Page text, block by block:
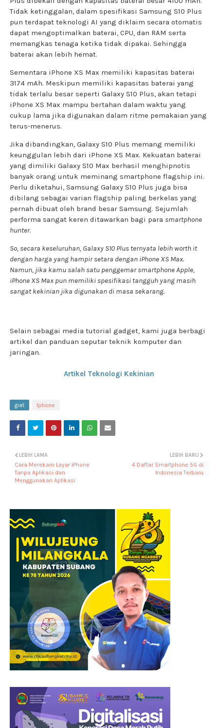
Tidak ketinggalan, dalam spesifikasi Samsung S10 Plus
pun terdapat teknologi AI yang diklaim secara otomatis
dapat mengoptimalkan baterai, CPU, dan RAM serta
memangkas tenaga ketika tidak dipakai. Sehingga
baterai akan lebih hemat.
Sementara iPhone XS Max memiliki kapasitas baterai
3174 mAh. Meskipun memiliki kapasitas baterai yang
tidak terlalu besar seperti Galaxy S10 Plus, akan tetapi
iPhone XS Max mampu bertahan dalam waktu yang
cukup lama jika digunakan dalam ritme pemakaian yang
terus-menerus.
Jika dibandingkan, Galaxy S10 Plus memang memiliki
keunggulan lebih dari iPhone XS Max. Kekuatan baterai
yang dimiliki Galaxy S10 Max berhasil menghipnotis
banyak orang untuk meminang smartphone flagship ini.
Perlu diketahui, Samsung Galaxy S10 Plus juga bisa
dibilang sebagai varian flagship paling berkelas yang
pernah dibuat oleh brand besar Samsung. Sejumlah
performa sangat keren ditawarkan bagi para smartphone
hunter.
So, secara keseluruhan, Galaxy S10 Plus ternyata lebih worth it
dengan harga yang hampir setara dengan iPhone XS Max.
Namun, jika kamu salah satu penggemar smartphone Apple,
iPhone XS Max pun memiliki spesifikasi tangguh yang masih
sangat kekinian jika digunakan di masa sekarang.
Selain sebagai media tutorial gadget, kami juga berbagi
artikel dan panduan seputar teknik komputer dan
jaringan.
Artikel Teknologi Kekinian
giat Iphone
LEBIH BARU
4 Daftar Smartphone 5G di
Indonesia Terbaru
LEBIH LAMA
Cara Merekam Layar iPhone
Tanpa Aplikasi dan
Menggunakan Aplikasi